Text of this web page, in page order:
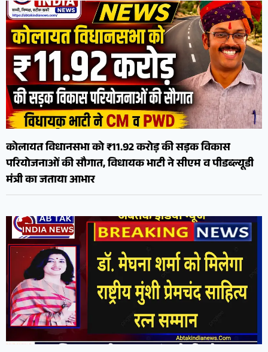
कोलायत विधानसभा को ₹11.92 करोड़ की सड़क विकास
परियोजनाओं की सौगात, विधायक भाटी ने सीएम व पीडब्ल्यूडी
मंत्री का जताया आभार